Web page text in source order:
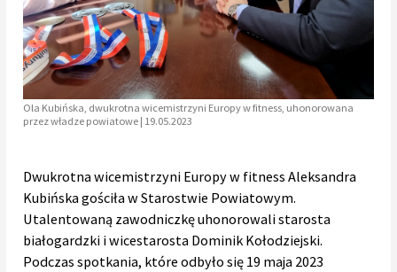
Ola Kubińska, dwukrotna wicemistrzyni Europy w fitness, uhonorowana
przez władze powiatowe | 19.05.2023
Dwukrotna wicemistrzyni Europy w fitness Aleksandra
Kubińska gościła w Starostwie Powiatowym.
Utalentowaną zawodniczkę uhonorowali starosta
białogardzki i wicestarosta Dominik Kołodziejski.
Podczas spotkania, które odbyło się 19 maja 2023